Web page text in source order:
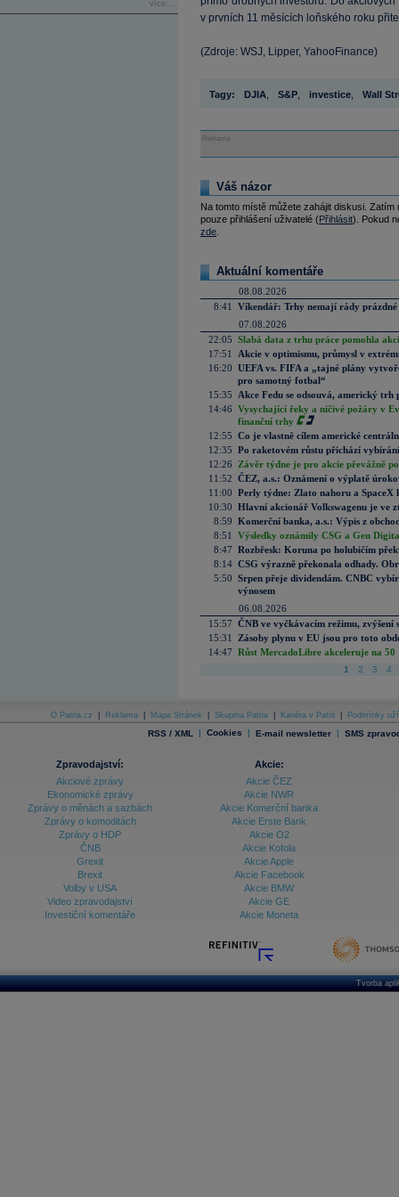
více...
v prvních 11 měsících loňského roku
(Zdroje: WSJ, Lipper, YahooFinance)
Tagy: DJIA S&P investice Wall
Reklama
Váš názor
Na tomto místě můžete zahájit diskusi.
pouze přihlášení uživatelé (Přihlásit). Pokud
zde
Aktuální komentáře
08.08.2026
8:41
Víkendář: Trhy nemají rády prázdné
07.08.2026
22:05 Slabá data z trhu práce pomohla
17:51
Akcie v optimismu, průmysl v
16:20 UEFA vs. FIFA a „tajné plány
pro samotný fotbal“
15:35
Akce Fedu se odsouvá, americký
14:46 Vysychající řeky a ničivé požáry v
finanční trhy
12:55 Co je vlastně cílem americké
12:35 Po raketovém růstu přichází
12:26
Závěr týdne je pro akcie převážně
11:52 ČEZ, a.s.: Oznámení o výplatě
11:00 Perly týdne: Zlato nahoru a SpaceX
10:30 Hlavní akcionář Volkswagenu je ve
8:59 Komerční banka, a.s.: Výpis z
8:51
Výsledky oznámily CSG a Gen
8:47 Rozbřesk: Koruna po holubičím
8:14 CSG výrazně překonala odhady.
5:50 Srpen přeje dividendám. CNBC
výnosem
06.08.2026
15:57 ČNB ve vyčkávacím režimu, zvýšení
15:31
Zásoby plynu v EU jsou pro toto
14:47 Růst MercadoLibre akceleruje na
1 2 3 4
O Patria.cz Reklama Mapa Stránek Skupina Patria Kariéra v Patrii Podmínky
RSS / XML | Cookies | E-mail newsletter | SMS
Zpravodajství:
Akciové zprávy
Ekonomické zprávy
Zprávy o měnách a sazbách
Zprávy o komoditách
Zprávy o HDP
ČNB
Grexit
Brexit
Volby v USA
Video zpravodajství
Investiční komentáře
Akcie:
Akcie ČEZ
Akcie NWR
Akcie Komerční banka
Akcie Erste Bank
Akcie O2
Akcie Kofola
Akcie Apple
Akcie Facebook
Akcie BMW
Akcie GE
Akcie Moneta
Tvorba